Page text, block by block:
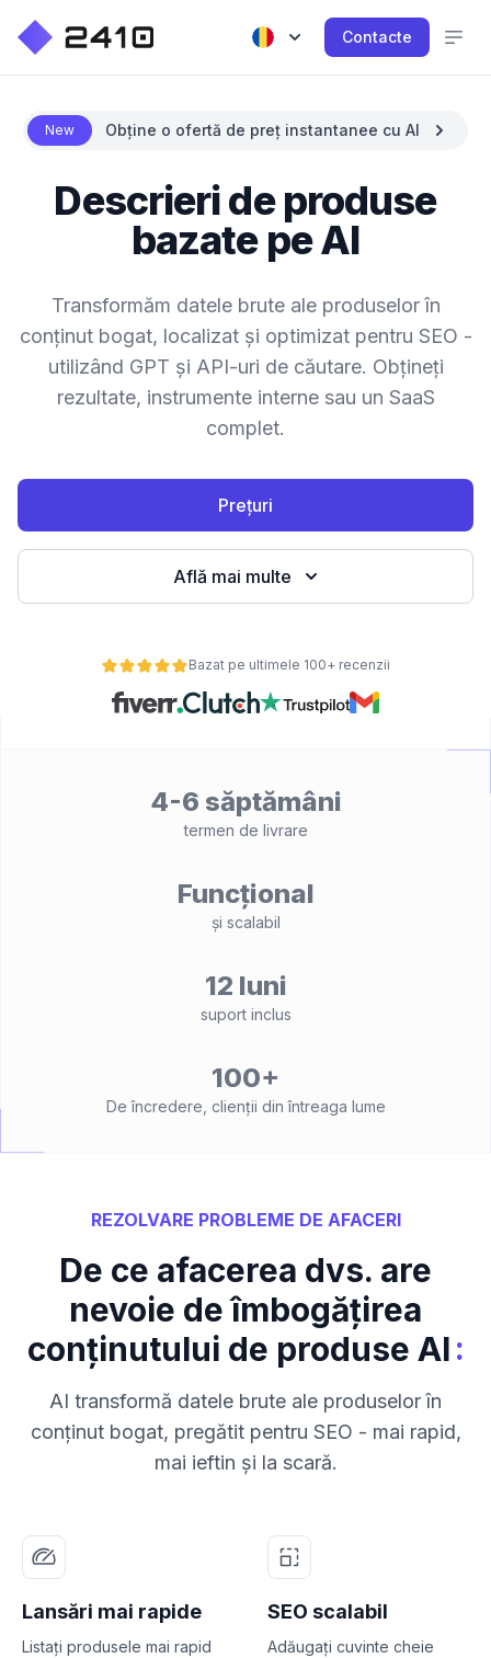
Contacte
New Obține o ofertă de preț instantanee cu AI
Descrieri de produse
bazate pe AI
Transformăm datele brute ale produselor în
conținut bogat, localizat și optimizat pentru SEO -
utilizând GPT și API-uri de căutare. Obțineți
rezultate, instrumente interne sau un SaaS
complet.
Prețuri
Află mai multe
Bazat pe ultimele 100+ recenzii
4-6 săptămâni
termen de livrare
Funcțional
și scalabil
12 luni
suport inclus
100+
De încredere, clienții din întreaga lume
REZOLVARE PROBLEME DE AFACERI
De ce afacerea dvs. are
nevoie de îmbogățirea
conținutului de produse AI:
AI transformă datele brute ale produselor în
conținut bogat, pregătit pentru SEO - mai rapid,
mai ieftin și la scară.
Lansări mai rapide
Listați produsele mai rapid
SEO scalabil
Adăugați cuvinte cheie